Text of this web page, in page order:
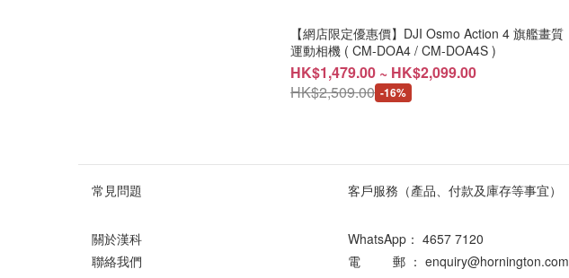
【網店限定優惠價】DJI Osmo Action 4 旗艦畫質
運動相機 ( CM-DOA4 / CM-DOA4S )
HK$1,479.00 ~ HK$2,099.00
HK$2,509.00 -16%
常見問題
關於漢科
聯絡我們
客戶服務（產品、付款及庫存等事宜）
WhatsApp： 4657 7120
電 郵 ： enquiry@hornington.com